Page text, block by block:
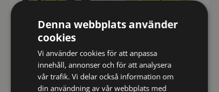
Varsel sweatshirt-jacka
7426 SHV, klass 3
1,184kr inkl moms
Varsel sweatshirt-jacka
7427 SHV klass 3, dam
1,184kr inkl moms
Denna webbplats använder
cookies
Vi använder cookies för att anpassa
innehåll, annonser och för att analysera
vår trafik. Vi delar också information om
din användning av vår webbplats med